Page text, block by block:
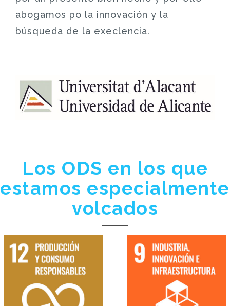
abogamos po la innovación y la
búsqueda de la execlencia.
Los ODS en los que
estamos especialmente
volcados